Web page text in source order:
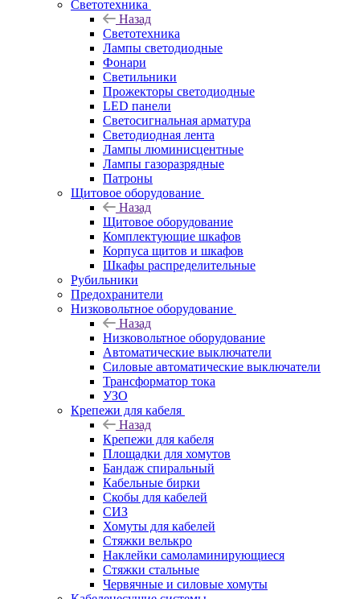
Светотехника
Назад
Светотехника
Лампы светодиодные
Фонари
Светильники
Прожекторы светодиодные
LED панели
Светосигнальная арматура
Светодиодная лента
Лампы люминисцентные
Лампы газоразрядные
Патроны
Щитовое оборудование
Назад
Щитовое оборудование
Комплектующие шкафов
Корпуса щитов и шкафов
Шкафы распределительные
Рубильники
Предохранители
Низковольтное оборудование
Назад
Низковольтное оборудование
Автоматические выключатели
Силовые автоматические выключатели
Трансформатор тока
УЗО
Крепежи для кабеля
Назад
Крепежи для кабеля
Площадки для хомутов
Бандаж спиральный
Кабельные бирки
Cкобы для кабелей
СИЗ
Хомуты для кабелей
Стяжки велькро
Наклейки самоламинирующиеся
Стяжки стальные
Червячные и силовые хомуты